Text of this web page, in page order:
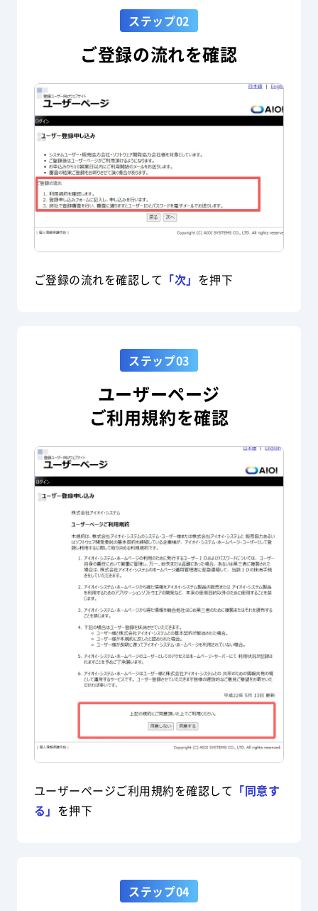
ステップ02
ご登録の流れを確認
ご登録の流れを確認して 「次」 を押下
ステップ03
ユーザーページ
ご利用規約を確認
ユーザーページご利用規約を確認して 「同意す
る」 を押下
ステップ04